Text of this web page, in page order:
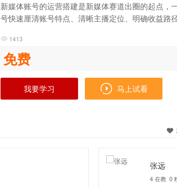
新媒体账号的运营搭建是新媒体赛道出圈的起点，
号快速厘清账号特点、清晰主播定位、明确收益路
业快速做好新媒体发力的准备。
 1413
免费
我要学习  马上试看

张远
4 在教 0